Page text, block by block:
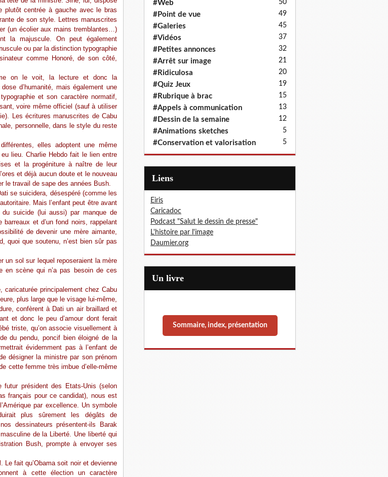
plutôt centrée à gauche avec le bras
de son style. Lettres manuscrites
(un écolier aux mains tremblantes…)
la majuscule. On peut également
ou par la distinction typographie
comme Honoré, de son côté,
on le voit, la lecture et donc la
d’humanité, mais également une
et son caractère normatif,
voire même officiel (sauf à utiliser
Les écritures manuscrites de Cabu
personnelle, dans le style du reste
elles adoptent une même
lieu. Charlie Hebdo fait le lien entre
et la progéniture à naître de leur
et déjà aucun doute et le nouveau
le travail de sape des années Bush.
se suicidera, désespéré (comme les
Mais l’enfant peut être avant
suicide (lui aussi) par manque de
et d’un fond noirs, rappelant
de devenir une mère aimante,
quoi que soutenu, n’est bien sûr pas
un sol sur lequel reposeraient la mère
scène qui n’a pas besoin de ces
caricaturée principalement chez Cabu
plus large que le visage lui-même,
confèrent à Dati un air braillard et
et donc le peu d’amour dont ferait
triste, qu’on associe visuellement à
du pendu, poncif bien éloigné de la
évidemment pas à l’enfant de
désigner la ministre par son prénom
cette femme très imbue d’elle-même
président des Etats-Unis (selon
français pour ce candidat), nous est
par excellence. Un symbole
plus sûrement les dégâts de
dessinateurs présentent-ils Barak
de la Liberté. Une liberté qui
Bush, prompte à envoyer ses
fait qu’Obama soit noir et devienne
à cette élection un caractère
#Web 50
#Point de vue 49
#Galeries 45
#Vidéos 37
#Petites annonces 32
#Arrêt sur image 21
#Ridiculosa 20
#Quiz Jeux 19
#Rubrique à brac 15
#Appels à communication 13
#Dessin de la semaine 12
#Animations sketches 5
#Conservation et valorisation 5
Liens
Eiris
Caricadoc
Podcast "Salut le dessin de presse"
L'histoire par l'image
Daumier.org
Un livre
Sommaire, index, présentation